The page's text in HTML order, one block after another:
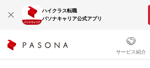
ハイクラス転職
パソナキャリア公式アプリ
サービス紹介